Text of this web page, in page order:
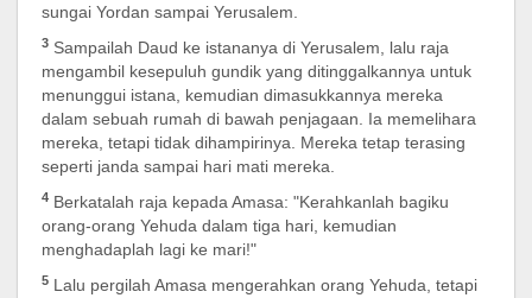
sungai Yordan sampai Yerusalem.
3 Sampailah Daud ke istananya di Yerusalem, lalu raja
mengambil kesepuluh gundik yang ditinggalkannya untuk
menunggui istana, kemudian dimasukkannya mereka
dalam sebuah rumah di bawah penjagaan. Ia memelihara
mereka, tetapi tidak dihampirinya. Mereka tetap terasing
seperti janda sampai hari mati mereka.
4 Berkatalah raja kepada Amasa: "Kerahkanlah bagiku
orang-orang Yehuda dalam tiga hari, kemudian
menghadaplah lagi ke mari!"
5 Lalu pergilah Amasa mengerahkan orang Yehuda, tetapi